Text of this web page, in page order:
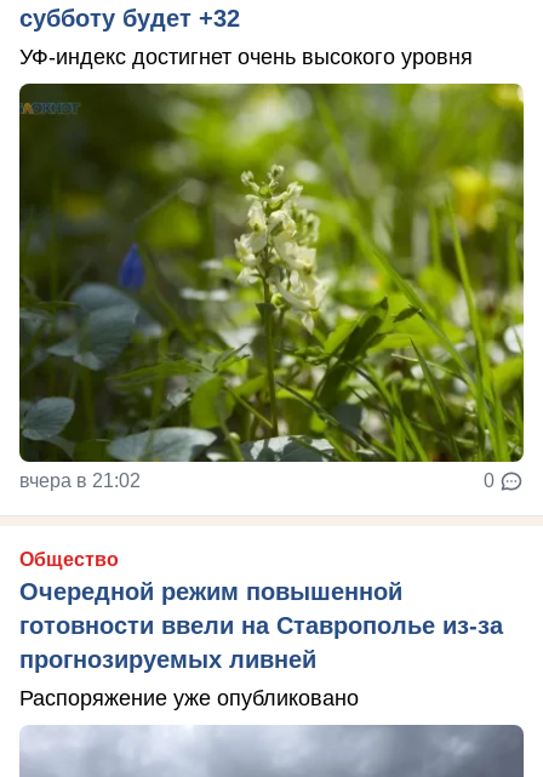
субботу будет +32
УФ-индекс достигнет очень высокого уровня
вчера в 21:02 0
Общество
Очередной режим повышенной
готовности ввели на Ставрополье из-за
прогнозируемых ливней
Распоряжение уже опубликовано